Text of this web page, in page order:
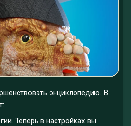
энциклопедию. В
Теперь в настройках вы